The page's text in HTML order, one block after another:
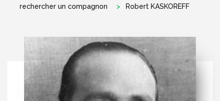
rechercher un compagnon
Robert KASKOREFF